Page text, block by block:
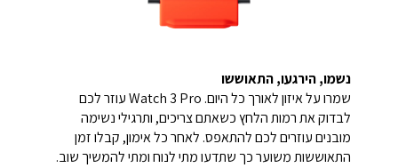
נשמו, הירגעו, התאוששו
שמרו על איזון לאורך כל היום. Watch 3 Pro עוזר לכם
לבדוק את רמות הלחץ כשאתם צריכים, ותרגילי נשימה
מובנים עוזרים לכם להתאפס. לאחר כל אימון, קבלו זמן
התאוששות משוער כך שתדעו מתי לנוח ומתי להמשיך שוב.